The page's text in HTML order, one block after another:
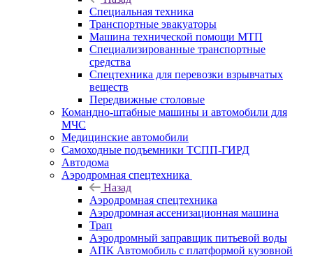
Специальная техника
Транспортные эвакуаторы
Машина технической помощи МТП
Специализированные транспортные
средства
Спецтехника для перевозки взрывчатых
веществ
Передвижные столовые
Командно-штабные машины и автомобили для
МЧС
Медицинские автомобили
Самоходные подъемники ТСПП-ГИРД
Автодома
Аэродромная спецтехника
Назад
Аэродромная спецтехника
Аэродромная ассенизационная машина
Трап
Аэродромный заправщик питьевой воды
АПК Автомобиль с платформой кузовной